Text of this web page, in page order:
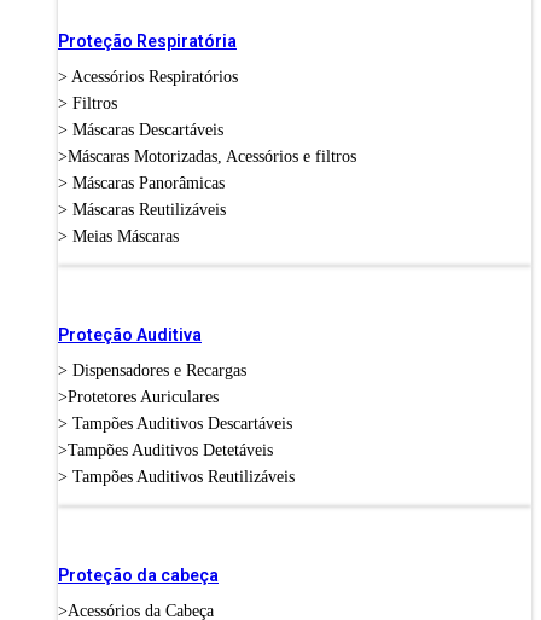
Proteção Respiratória
> Acessórios Respiratórios
> Filtros
> Máscaras Descartáveis
>Máscaras Motorizadas, Acessórios e filtros
> Máscaras Panorâmicas
> Máscaras Reutilizáveis
> Meias Máscaras
Proteção Auditiva
> Dispensadores e Recargas
>Protetores Auriculares
> Tampões Auditivos Descartáveis
>Tampões Auditivos Detetáveis
> Tampões Auditivos Reutilizáveis
Proteção da cabeça
>Acessórios da Cabeça